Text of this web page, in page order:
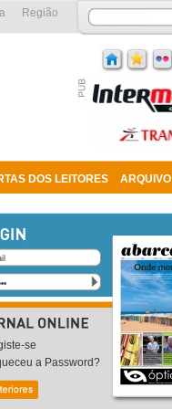
DOS LEITORES ARQUIVO
Região
se
a Password?